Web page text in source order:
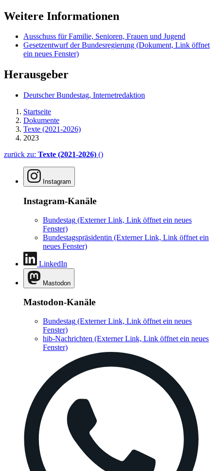
Weitere Informationen
Ausschuss für Familie, Senioren, Frauen und Jugend
Gesetzentwurf der Bundesregierung (Dokument, Link öffnet
ein neues Fenster)
Herausgeber
Deutscher Bundestag, Internetredaktion
Startseite
Dokumente
Texte (2021-2026)
2023
zurück zu: Texte (2021-2026) ()
Instagram
Instagram-Kanäle
Bundestag (Externer Link, Link öffnet ein neues
Fenster)
Bundestagspräsidentin (Externer Link, Link öffnet ein
neues Fenster)
LinkedIn
Mastodon
Mastodon-Kanäle
Bundestag (Externer Link, Link öffnet ein neues
Fenster)
hib-Nachrichten (Externer Link, Link öffnet ein neues
Fenster)